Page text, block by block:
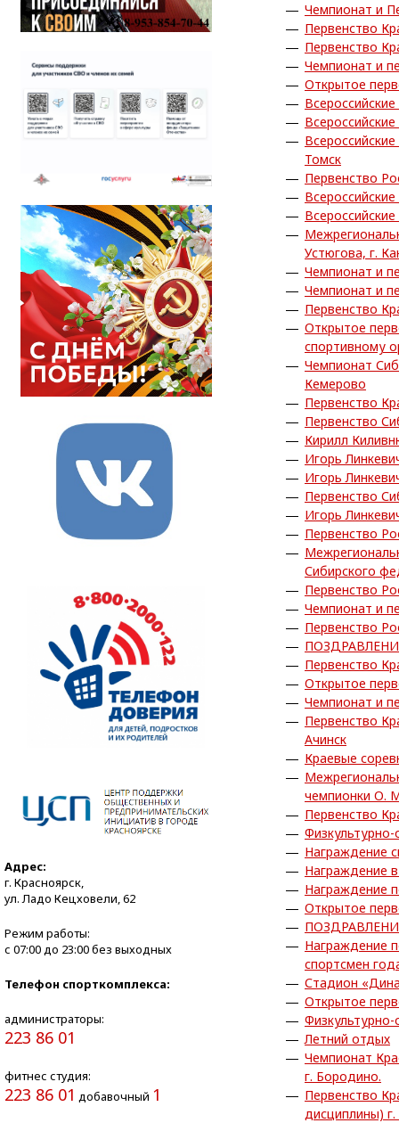
Адрес:
г. Красноярск,
ул. Ладо Кецховели, 62
Режим работы:
с 07:00 до 23:00 без выходных
Телефон спорткомплекса:
администраторы:
223 86 01
фитнес студия:
223 86 01 добавочный 1
Чемпионат и
Первенство
Первенство
Чемпионат и
Открытое
Томск
Первенство
Устюгова, г.
Чемпионат и
Чемпионат и
Первенство
Открытое
спортивному
Чемпионат
Кемерово
Первенство
Первенство
Кирилл
Игорь
Игорь
Первенство
Игорь
Первенство
Сибирского
Первенство
Чемпионат и
Первенство
Первенство
Открытое
Чемпионат и
Первенство
Ачинск
Краевые
чемпионки О.
Первенство
Награждение
Награждение
Награждение
Открытое
Награждение
спортсмен
Стадион
Открытое
Летний отдых
Чемпионат
г. Бородино.
Первенство
дисциплины)